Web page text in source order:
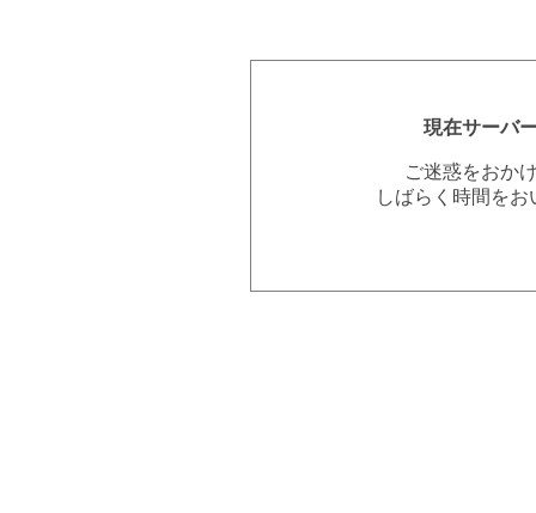
現在サーバ
ご迷惑をおか
しばらく時間を